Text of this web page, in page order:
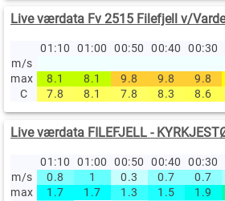
Live værdata Fv 2515 Filefjell v/
01:10 01:00 00:50 00:40 00:30
m/s
max
8.1 8.1 9.8 9.8 9.8
C
7.8 8.1 7.8 8.3 8.6
Live værdata FILEFJELL -
01:10 01:00 00:50 00:40 00:30
m/s
0.8 1 0.3 0.7 0.7
max
1.7 1.7 1.3 1.5 1.9